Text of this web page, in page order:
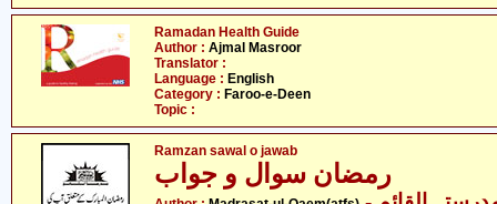
Ramadan Health Guide
Author : Ajmal Masroor
Translator :
Language : English
Category : Faroo-e-Deen
Topic :
Ramzan sawal o jawab
رمضان سوال و جواب